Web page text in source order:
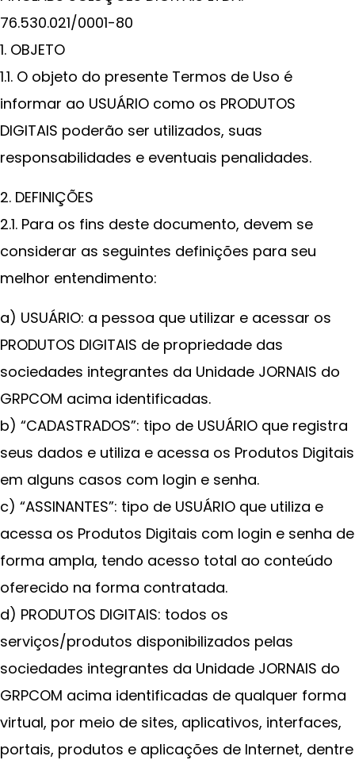
76.530.021/0001-80
1. OBJETO
1.1. O objeto do presente Termos de Uso é
informar ao USUÁRIO como os PRODUTOS
DIGITAIS poderão ser utilizados, suas
responsabilidades e eventuais penalidades.
2. DEFINIÇÕES
2.1. Para os fins deste documento, devem se
considerar as seguintes definições para seu
melhor entendimento:
a) USUÁRIO: a pessoa que utilizar e acessar os
PRODUTOS DIGITAIS de propriedade das
sociedades integrantes da Unidade JORNAIS do
GRPCOM acima identificadas.
b) “CADASTRADOS”: tipo de USUÁRIO que registra
seus dados e utiliza e acessa os Produtos Digitais
em alguns casos com login e senha.
c) “ASSINANTES”: tipo de USUÁRIO que utiliza e
acessa os Produtos Digitais com login e senha de
forma ampla, tendo acesso total ao conteúdo
oferecido na forma contratada.
d) PRODUTOS DIGITAIS: todos os
serviços/produtos disponibilizados pelas
sociedades integrantes da Unidade JORNAIS do
GRPCOM acima identificadas de qualquer forma
virtual, por meio de sites, aplicativos, interfaces,
portais, produtos e aplicações de Internet, dentre